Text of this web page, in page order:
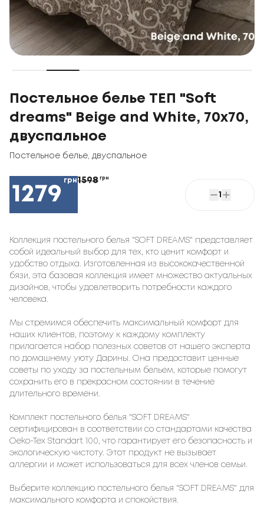
Постельное белье ТЕП "Soft
dreams" Beige and White, 70х70,
двуспальное
Постельное белье двуспальное
1279
грн1598 грн
1
Коллекция постельного белья "SOFT DREAMS" представляет
собой идеальный выбор для тех, кто ценит комфорт и
удобство отдыха. Изготовленная из высококачественной
бязи, эта базовая коллекция имеет множество актуальных
дизайнов, чтобы удовлетворить потребности каждого
человека.
Мы стремимся обеспечить максимальный комфорт для
наших клиентов, поэтому к каждому комплекту
прилагается набор полезных советов от нашего эксперта
по домашнему уюту Дарины. Она предоставит ценные
советы по уходу за постельным бельем, которые помогут
сохранить его в прекрасном состоянии в течение
длительного времени.
Комплект постельного белья "SOFT DREAMS"
сертифицирован в соответствии со стандартами качества
Oeko-Tex Standart 100, что гарантирует его безопасность и
экологическую чистоту. Этот продукт не вызывает
аллергии и может использоваться для всех членов семьи.
Выберите коллекцию постельного белья "SOFT DREAMS" для
максимального комфорта и спокойствия.